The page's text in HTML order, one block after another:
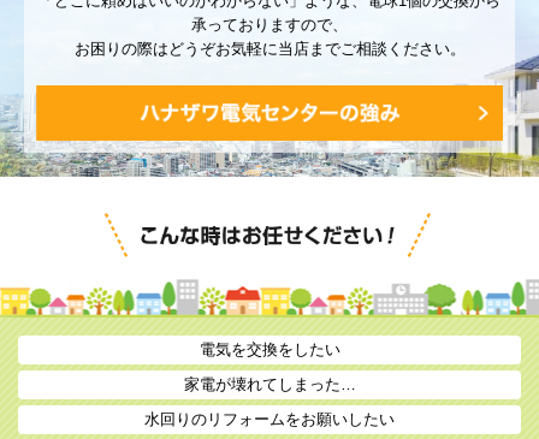
承っておりますので、
お困りの際はどうぞお気軽に当店までご相談ください。
電気を交換をしたい
家電が壊れてしまった…
水回りのリフォームをお願いしたい